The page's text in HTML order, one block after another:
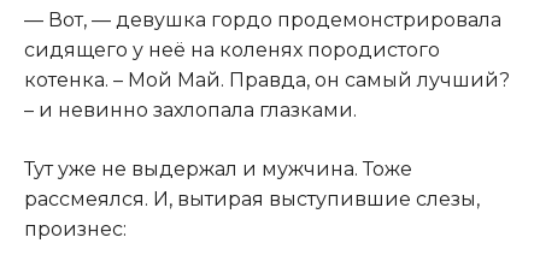
— Вот, — девушка гордо продемонстрировала
сидящего у неё на коленях породистого
котенка. – Мой Май. Правда, он самый лучший?
– и невинно захлопала глазками.
Тут уже не выдержал и мужчина. Тоже
рассмеялся. И, вытирая выступившие слезы,
произнес: